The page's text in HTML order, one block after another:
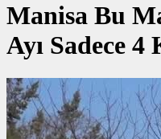
Manisa Bu
Ayı Sadece 4